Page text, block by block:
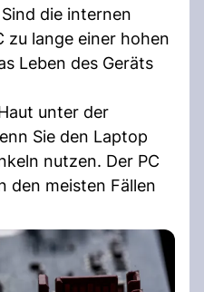
die internen
zu lange einer hohen
Leben des Geräts
unter der
Sie den Laptop
nutzen. Der PC
den meisten Fällen